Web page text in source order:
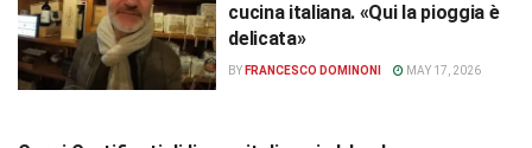
cucina italiana. «Qui la pioggia è
delicata»
BY FRANCESCO DOMINONI MAY 17, 2026